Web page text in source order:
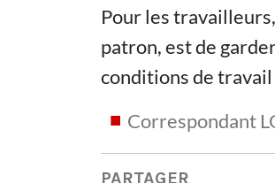
Pour les
patron, est de
conditions de travail
Correspondant
PARTAGER